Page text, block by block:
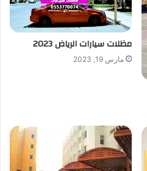
مظلات سيارات الرياض 2023
مارس 19, 2023